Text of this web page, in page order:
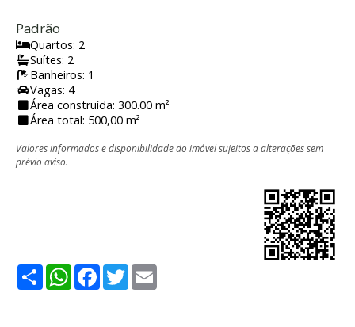
Padrão
Quartos: 2
Suítes: 2
Banheiros: 1
Vagas: 4
Área construída: 300.00 m²
Área total: 500,00 m²
Valores informados e disponibilidade do imóvel sujeitos a alterações sem
prévio aviso.
ShareWhatsApp
Facebook
Twitter